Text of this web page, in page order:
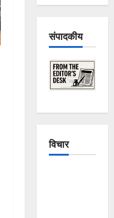
संपादकीय
विचार